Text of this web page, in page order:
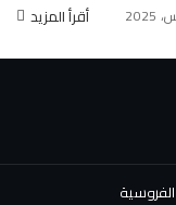
أقرأ المزيد